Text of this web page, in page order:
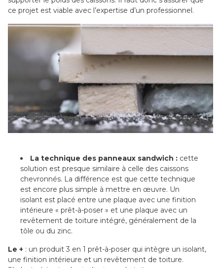
ce projet est viable avec l’expertise d’un professionnel.
La technique des panneaux sandwich : cette
solution est presque similaire à celle des caissons
chevronnés. La différence est que cette technique
est encore plus simple à mettre en œuvre. Un
isolant est placé entre une plaque avec une finition
intérieure « prêt-à-poser » et une plaque avec un
revêtement de toiture intégré, généralement de la
tôle ou du zinc.
Le + : un produit 3 en 1 prêt-à-poser qui intègre un isolant,
une finition intérieure et un revêtement de toiture.